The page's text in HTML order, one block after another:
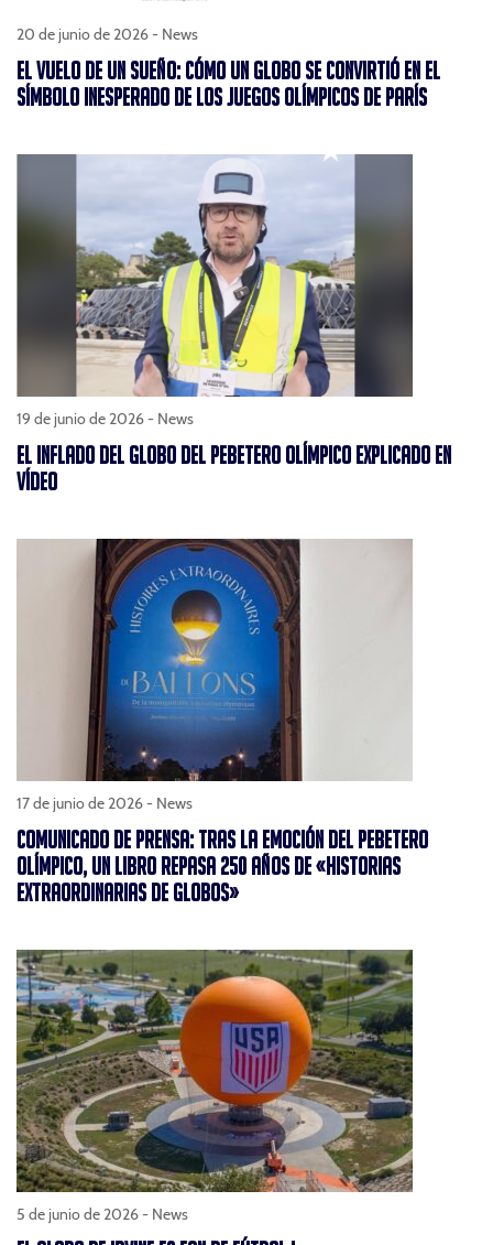
20 de junio de 2026 - News
EL VUELO DE UN SUEÑO: CÓMO UN GLOBO SE CONVIRTIÓ EN EL
SÍMBOLO INESPERADO DE LOS JUEGOS OLÍMPICOS DE PARÍS
19 de junio de 2026 - News
EL INFLADO DEL GLOBO DEL PEBETERO OLÍMPICO EXPLICADO EN
VÍDEO
17 de junio de 2026 - News
COMUNICADO DE PRENSA: TRAS LA EMOCIÓN DEL PEBETERO
OLÍMPICO, UN LIBRO REPASA 250 AÑOS DE «HISTORIAS
EXTRAORDINARIAS DE GLOBOS»
5 de junio de 2026 - News